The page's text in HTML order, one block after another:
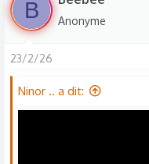
B Anonyme
23/2/26
Ninor .. a dit: